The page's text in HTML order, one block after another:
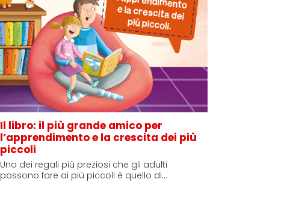
Il libro: il più grande amico per
l’apprendimento e la crescita dei più
piccoli
Uno dei regali più preziosi che gli adulti
possono fare ai più piccoli è quello di…